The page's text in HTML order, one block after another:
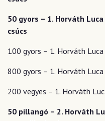
50 gyors – 1. Horváth
csúcs
100 gyors – 1. Horváth Luca
800 gyors – 1. Horváth Luca
200 vegyes – 1. Horváth
50 pillangó – 2. Horváth